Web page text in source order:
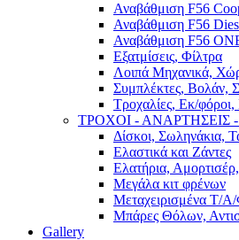
Αναβάθμιση F56
Αναβάθμιση F56
Αναβάθμιση F56
Εξατμίσεις, Φίλτρα
Λοιπά Μηχανικά,
Συμπλέκτες, Βολάν,
Τροχαλίες, Εκ/
ΤΡΟΧΟΙ - ΑΝΑΡΤΗΣΕΙΣ
Δίσκοι, Σωληνάκια,
Ελαστικά και Ζάντες
Ελατήρια,
Μεγάλα κιτ φρένων
Μεταχειρισμένα Τ/
Μπάρες Θόλων,
Gallery